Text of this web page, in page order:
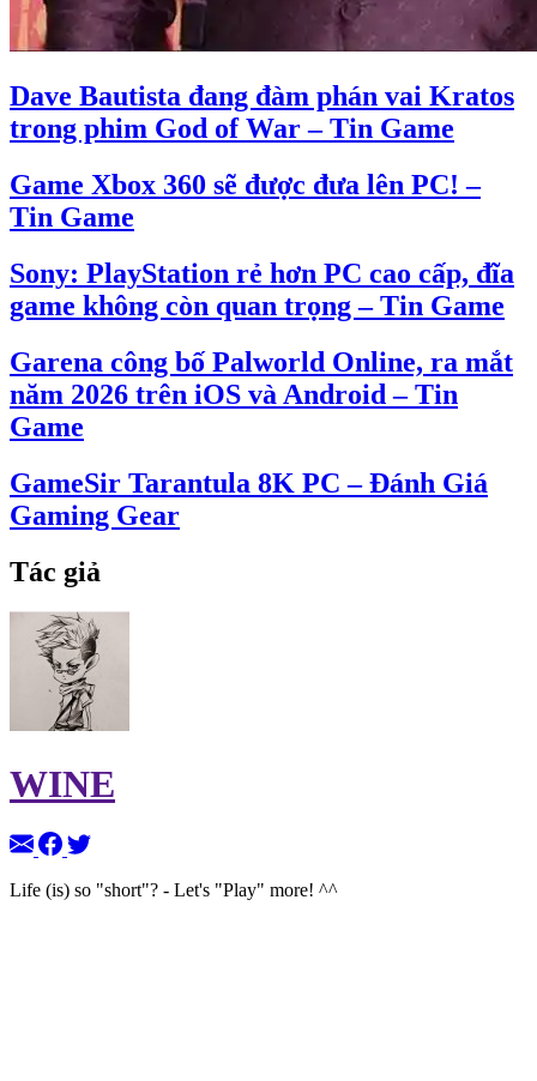
Dave Bautista đang đàm phán vai Kratos
trong phim God of War – Tin Game
Game Xbox 360 sẽ được đưa lên PC! –
Tin Game
Sony: PlayStation rẻ hơn PC cao cấp, đĩa
game không còn quan trọng – Tin Game
Garena công bố Palworld Online, ra mắt
năm 2026 trên iOS và Android – Tin
Game
GameSir Tarantula 8K PC – Đánh Giá
Gaming Gear
Tác giả
WINE
Life (is) so "short"? - Let's "Play" more! ^^